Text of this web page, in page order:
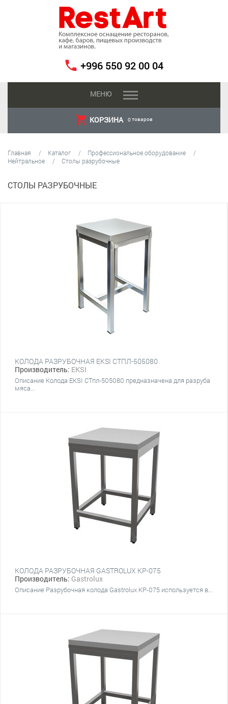
+996 550 92 00 04
МЕНЮ
КОРЗИНА 0 товаров
Главная Каталог
Профессиональное оборудование
Нейтральное
Столы разрубочные
СТОЛЫ РАЗРУБОЧНЫЕ
КОЛОДА РАЗРУБОЧНАЯ EKSI СТПЛ-505080
Производитель: EKSI
Описание Колода EKSI СТпл-505080 предназначена для разруба
мяса...
КОЛОДА РАЗРУБОЧНАЯ GASTROLUX КР-075
Производитель: Gastrolux
Описание Разрубочная колода Gastrolux КР-075 используется в...